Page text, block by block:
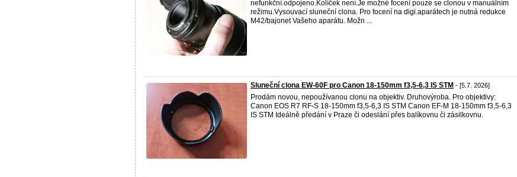
nefunkční.odpojeno.Kolíček není.Je možné focení pouze se clonou v manuálním
režimu.Vysouvací sluneční clona. Pro focení na digi.aparátech je nutná redukce
M42/bajonet Vašeho aparátu. Možn ...
Sluneční clona EW-60F pro Canon 18-150mm f3,5-6,3 IS STM - [5.7. 2026]
Prodám novou, nepoužívanou clonu na objektiv. Druhovýroba. Pro objektivy:
Canon EOS R7 RF-S 18-150mm f3,5-6,3 IS STM Canon EF-M 18-150mm f3,5-6,3
IS STM Ideálně předání v Praze či odeslání přes balíkovnu či zásilkovnu.